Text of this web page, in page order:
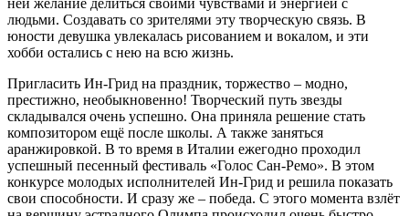
ней желание делиться своими чувствами и энергией с
людьми. Создавать со зрителями эту творческую связь. В
юности девушка увлекалась рисованием и вокалом, и эти
хобби остались с нею на всю жизнь.
Пригласить Ин-Грид на праздник, торжество – модно,
престижно, необыкновенно! Творческий путь звезды
складывался очень успешно. Она приняла решение стать
композитором ещё после школы. А также заняться
аранжировкой. В то время в Италии ежегодно проходил
успешный песенный фестиваль «Голос Сан-Ремо». В этом
конкурсе молодых исполнителей Ин-Грид и решила показать
свои способности. И сразу же – победа. С этого момента взлёт